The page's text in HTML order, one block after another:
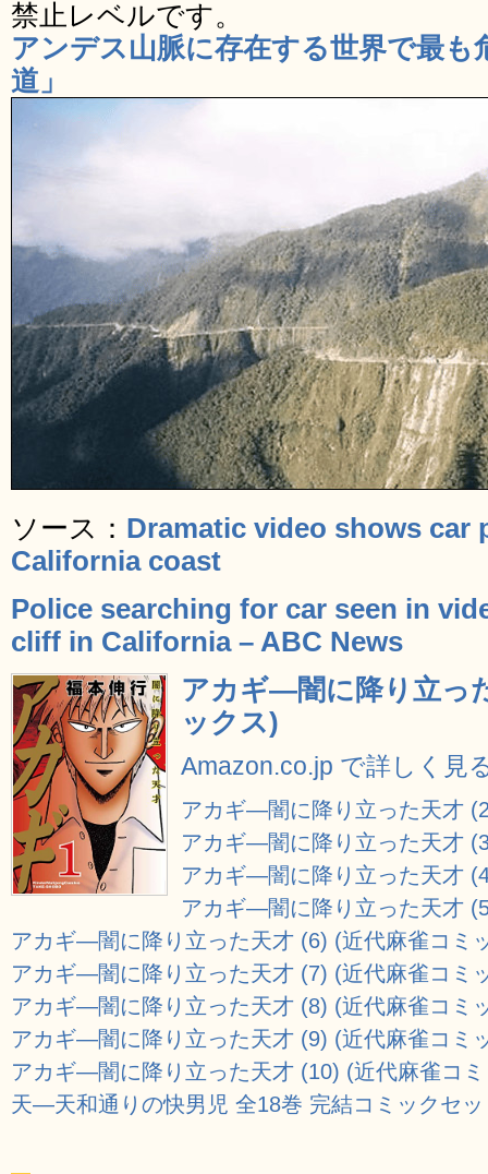
禁止レベルです。
アンデス山脈に存在する世界で最も
道」
ソース： Dramatic video shows
California coast
Police searching for car seen in
cliff in California – ABC News
アカギ―闇に降り立っ
ックス)
Amazon.co.jp で詳しく見
アカギ―闇に降り立った天才
アカギ―闇に降り立った天才
アカギ―闇に降り立った天才
アカギ―闇に降り立った天才
アカギ―闇に降り立った天才 (6) (近代麻雀コミ
アカギ―闇に降り立った天才 (7) (近代麻雀コミ
アカギ―闇に降り立った天才 (8) (近代麻雀コミ
アカギ―闇に降り立った天才 (9) (近代麻雀コミ
アカギ―闇に降り立った天才 (10) (近代麻雀コ
天―天和通りの快男児 全18巻 完結コミックセ